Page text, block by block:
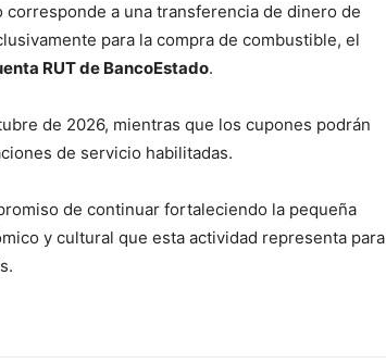
a una transferencia de dinero de
para la compra de combustible, el
RUT de BancoEstado.
de 2026, mientras que los cupones podrán
de servicio habilitadas.
de continuar fortaleciendo la pequeña
y cultural que esta actividad representa para